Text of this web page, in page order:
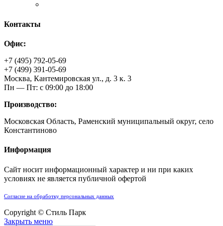
Контакты
Офис:
+7 (495) 792-05-69
+7 (499) 391-05-69
Москва, Кантемировская ул., д. 3 к. 3
Пн — Пт: с 09:00 до 18:00
Производство:
Московская Область, Раменский муниципальный округ, село
Константиново
Информация
Сайт носит информационный характер и ни при каких
условиях не является публичной офертой
Согласие на обработку персональных данных
Copyright © Стиль Парк
Закрыть меню